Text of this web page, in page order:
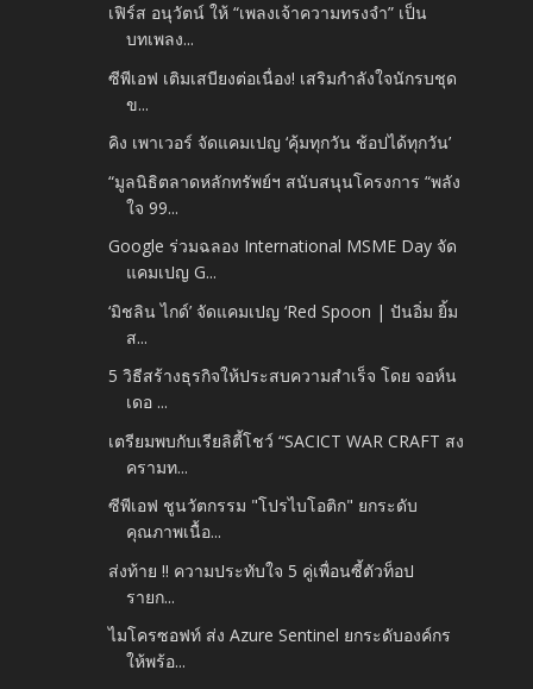
เฟิร์ส อนุวัตน์ ให้ “เพลงเจ้าความทรงจำ” เป็น
บทเพลง...
ซีพีเอฟ เติมเสบียงต่อเนื่อง! เสริมกำลังใจนักรบชุด
ข...
คิง เพาเวอร์ จัดแคมเปญ ‘คุ้มทุกวัน ช้อปได้ทุกวัน’
“มูลนิธิตลาดหลักทรัพย์ฯ สนับสนุนโครงการ “พลัง
ใจ 99...
Google ร่วมฉลอง International MSME Day จัด
แคมเปญ G...
‘มิชลิน ไกด์’ จัดแคมเปญ ‘Red Spoon | ปันอิ่ม ยิ้ม
ส...
5 วิธีสร้างธุรกิจให้ประสบความสำเร็จ โดย จอห์น
เดอ ...
เตรียมพบกับเรียลิตี้โชว์ “SACICT WAR CRAFT สง
ครามท...
ซีพีเอฟ ชูนวัตกรรม "โปรไบโอติก" ยกระดับ
คุณภาพเนื้อ...
ส่งท้าย !! ความประทับใจ 5 คู่เพื่อนซี้ตัวท็อป
รายก...
ไมโครซอฟท์ ส่ง Azure Sentinel ยกระดับองค์กร
ให้พร้อ...